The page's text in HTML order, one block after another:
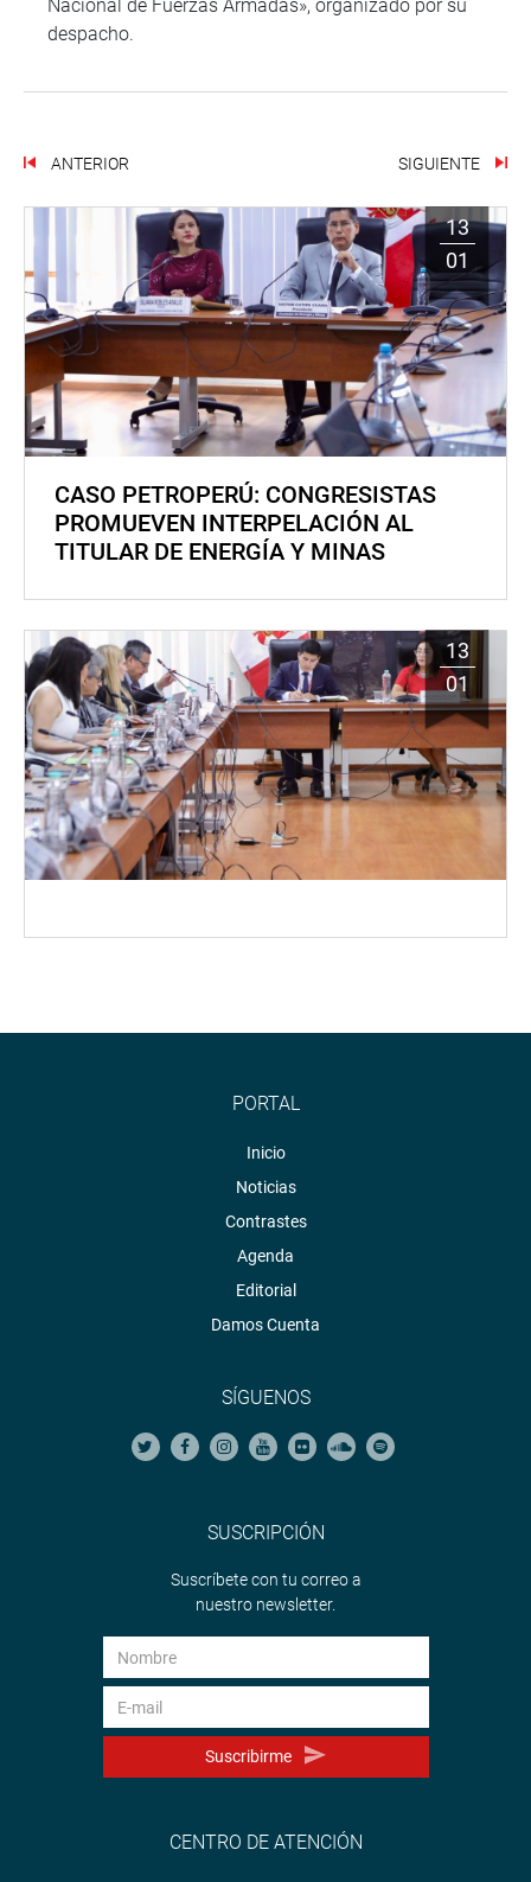
Nacional de Fuerzas Armadas», organizado por su
despacho.
ANTERIOR SIGUIENTE
13
01
CASO PETROPERÚ: CONGRESISTAS
PROMUEVEN INTERPELACIÓN AL
TITULAR DE ENERGÍA Y MINAS
13
01
PORTAL
Inicio
Noticias
Contrastes
Agenda
Editorial
Damos Cuenta
SÍGUENOS
SUSCRIPCIÓN
Suscríbete con tu correo a
nuestro newsletter.
Suscribirme
CENTRO DE ATENCIÓN